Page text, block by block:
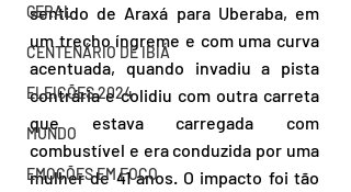
GERAL
CENTENÁRIO DE IBIÁ
ELEIÇÕES 2024
MUNDO
EMOÇÕES EM FOCO
sentido de Araxá para Uberaba, em
um trecho íngreme e com uma curva
acentuada, quando invadiu a pista
contrária e colidiu com outra carreta
que estava carregada com
combustível e era conduzida por uma
mulher de 41 anos. O impacto foi tão